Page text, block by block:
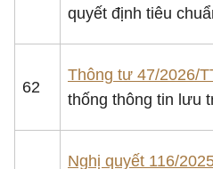
quyết định tiêu
62
Thông tư 47/2026/
thống thông tin lưu
Nghị quyết 116/